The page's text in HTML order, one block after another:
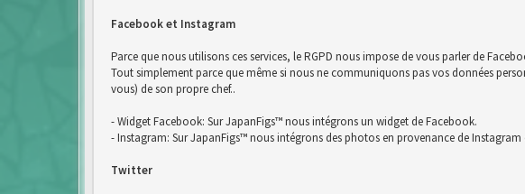
Facebook et Instagram
Parce que nous utilisons ces services, le RGPD nous impose de vous parler de
Tout simplement parce que même si nous ne communiquons pas vos données
vous) de son propre chef..
- Widget Facebook: Sur JapanFigs™ nous intégrons un widget de Facebook.
- Instagram: Sur JapanFigs™ nous intégrons des photos en provenance de Instagram
Twitter